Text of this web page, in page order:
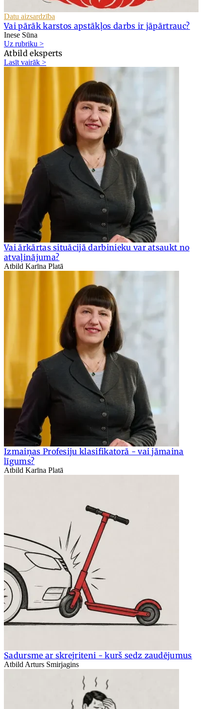
Datu aizsardzība
Vai pārāk karstos apstākļos darbs ir jāpārtrauc?
Inese Sūna
Uz rubriku >
Atbild eksperts
Lasīt vairāk >
Vai ārkārtas situācijā darbinieku var atsaukt no
atvaļinājuma?
Atbild Karīna Platā
Izmaiņas Profesiju klasifikatorā - vai jāmaina
līgums?
Atbild Karīna Platā
Sadursme ar skrejriteni - kurš sedz zaudējumus
Atbild Arturs Smirjagins